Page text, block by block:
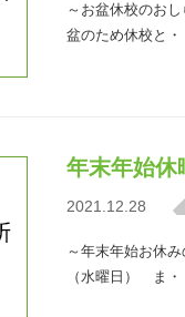
～お盆休校のお
盆のため休校と・
年末年始休
2021.12.28
～年末年始お休
（水曜日） ま・